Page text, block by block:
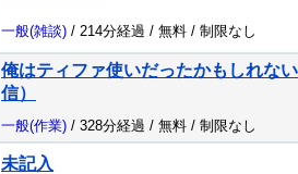
一般(雑談) / 214分経過 / 無料 / 制限なし
俺はティファ使いだったかもしれな
信）
一般(作業) / 328分経過 / 無料 / 制限なし
未記入